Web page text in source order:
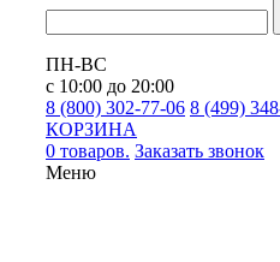
ПН-ВС
с 10:00 до 20:00
8 (800) 302-77-06 8 (499)
КОРЗИНА
0 товаров. Заказать звонок
Меню